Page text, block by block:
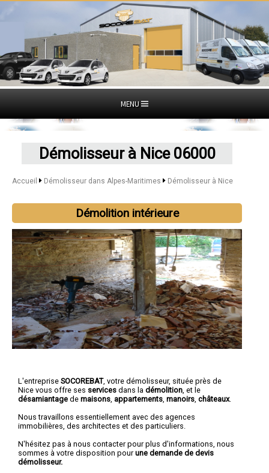
MENU
Démolisseur à Nice 06000
Accueil Démolisseur dans Alpes-Maritimes Démolisseur à Nice
Démolition intérieure
L'entreprise SOCOREBAT, votre démolisseur, située près de
Nice vous offre ses services dans la démolition , et le
désamiantage de maisons appartements manoirs châteaux.
Nous travaillons essentiellement avec des agences
immobilières, des architectes et des particuliers.
N'hésitez pas à nous contacter pour plus d'informations, nous
sommes à votre disposition pourune demande de devis
démolisseur.